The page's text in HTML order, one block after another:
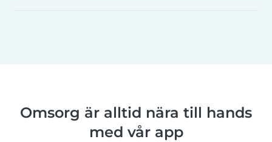
Omsorg är alltid nära till hands
med vår app